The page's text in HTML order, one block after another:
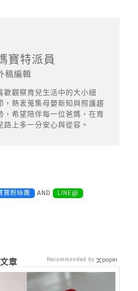
寶特派員
稿編輯
歡觀察育兒生活中的大小細
，熱衷蒐集母嬰新知與照護趨
，希望陪伴每一位爸媽，在育
路上多一分安心與從容。
寶粉絲團 AND LINE@
章 Recommended by